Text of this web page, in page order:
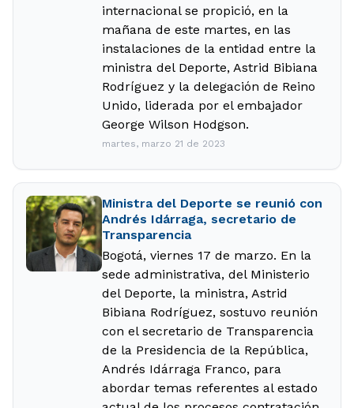
internacional se propició, en la
mañana de este martes, en las
instalaciones de la entidad entre la
ministra del Deporte, Astrid Bibiana
Rodríguez y la delegación de Reino
Unido, liderada por el embajador
George Wilson Hodgson.
martes, marzo 21 de 2023
Ministra del Deporte se reunió con
Andrés Idárraga, secretario de
Transparencia
Bogotá, viernes 17 de marzo. En la
sede administrativa, del Ministerio
del Deporte, la ministra, Astrid
Bibiana Rodríguez, sostuvo reunión
con el secretario de Transparencia
de la Presidencia de la República,
Andrés Idárraga Franco, para
abordar temas referentes al estado